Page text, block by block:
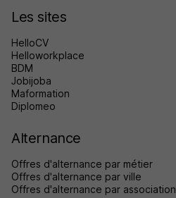
Les sites
HelloCV
Helloworkplace
BDM
Jobijoba
Maformation
Diplomeo
Alternance
Offres d'alternance par métier
Offres d'alternance par ville
Offres d'alternance par association